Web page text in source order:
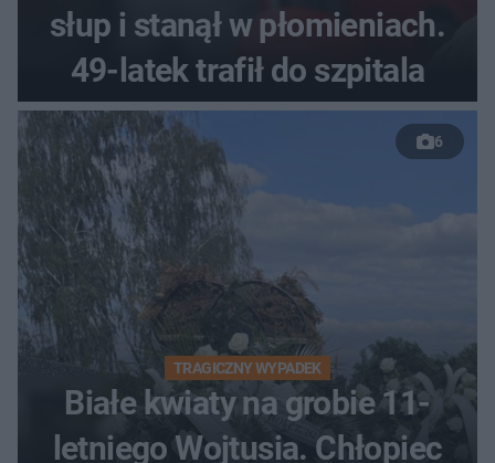
słup i stanął w płomieniach.
49-latek trafił do szpitala
6
TRAGICZNY WYPADEK
Białe kwiaty na grobie 11-
letniego Wojtusia. Chłopiec